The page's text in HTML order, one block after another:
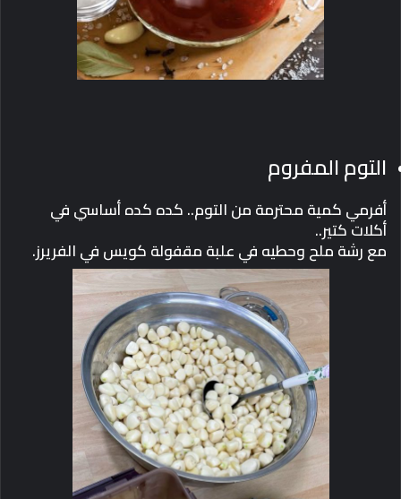
التوم المفروم
أفرمي كمية محترمة من التوم.. كده كده أساسي في
أكلات كتير..
مع رشة ملح وحطيه في علبة مقفولة كويس في الفريرز.